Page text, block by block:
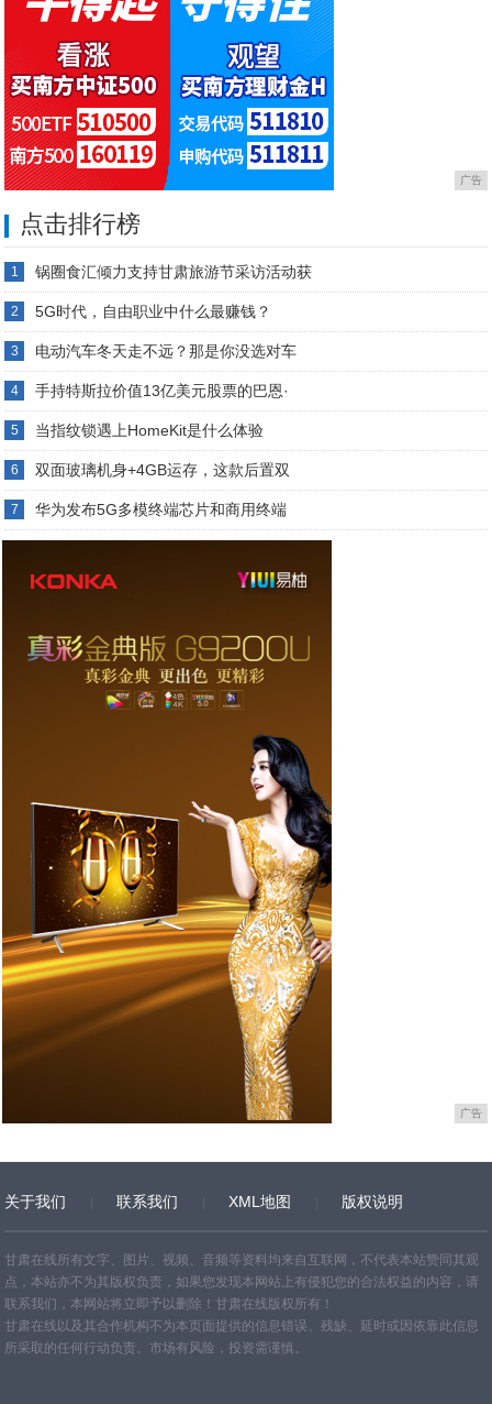
广告
点击排行榜
1 锅圈食汇倾力支持甘肃旅游节采访活动获
2 5G时代，自由职业中什么最赚钱？
3 电动汽车冬天走不远？那是你没选对车
4 手持特斯拉价值13亿美元股票的巴恩·
5 当指纹锁遇上HomeKit是什么体验
6 双面玻璃机身+4GB运存，这款后置双
7 华为发布5G多模终端芯片和商用终端
广告
关于我们 联系我们 XML地图 版权说明
网站地图 TXT
甘肃在线所有文字、图片、视频、音频等资料均来自互联网，不代表本站赞同其观
点，本站亦不为其版权负责，如果您发现本网站上有侵犯您的合法权益的内容，请
联系我们，本网站将立即予以删除！甘肃在线版权所有！
甘肃在线以及其合作机构不为本页面提供的信息错误、残缺、延时或因依靠此信息
所采取的任何行动负责。市场有风险，投资需谨慎。